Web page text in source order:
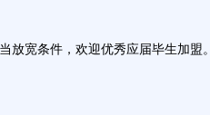
放宽条件，欢迎优秀应届毕生加盟。